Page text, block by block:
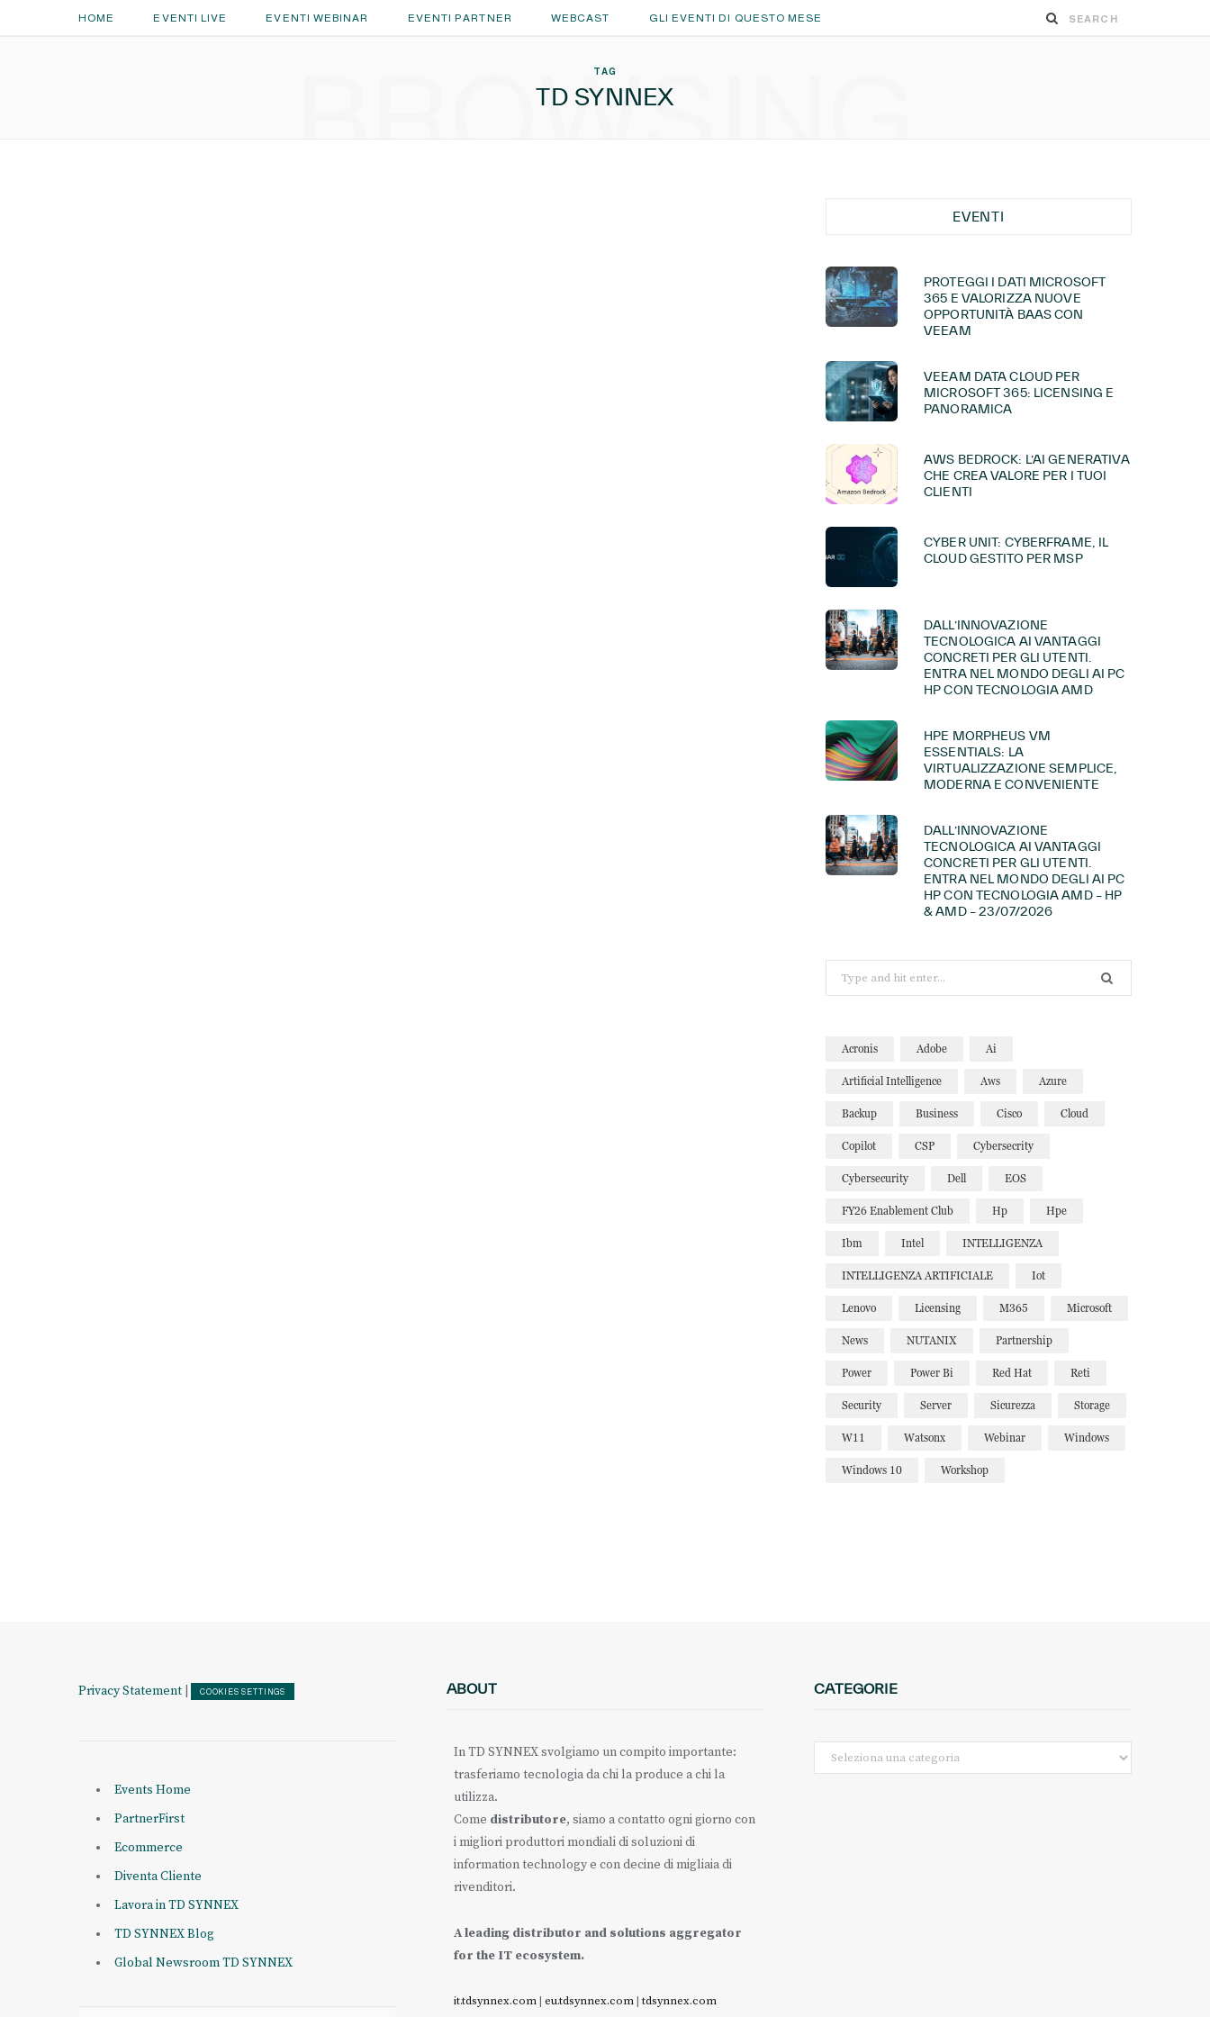
HOME EVENTI LIVE EVENTI WEBINAR EVENTI PARTNER WEBCAST GLI EVENTI DI QUESTO MESE
TAG
TD SYNNEX
BROWSING
EVENTI
PROTEGGI I DATI MICROSOFT
365 E VALORIZZA NUOVE
OPPORTUNITÀ BAAS CON
VEEAM
VEEAM DATA CLOUD PER
MICROSOFT 365: LICENSING E
PANORAMICA
AWS BEDROCK: L’AI GENERATIVA
CHE CREA VALORE PER I TUOI
CLIENTI
CYBER UNIT: CYBERFRAME, IL
CLOUD GESTITO PER MSP
DALL’INNOVAZIONE
TECNOLOGICA AI VANTAGGI
CONCRETI PER GLI UTENTI.
ENTRA NEL MONDO DEGLI AI PC
HP CON TECNOLOGIA AMD
HPE MORPHEUS VM
ESSENTIALS: LA
VIRTUALIZZAZIONE SEMPLICE,
MODERNA E CONVENIENTE
DALL’INNOVAZIONE
TECNOLOGICA AI VANTAGGI
CONCRETI PER GLI UTENTI.
ENTRA NEL MONDO DEGLI AI PC
HP CON TECNOLOGIA AMD – HP
& AMD – 23/07/2026
for:
Acronis Adobe Ai
Artificial Intelligence Aws Azure
Backup Business Cisco Cloud
Copilot CSP Cybersecrity
Cybersecurity Dell EOS
FY26 Enablement Club Hp Hpe
Ibm Intel INTELLIGENZA
INTELLIGENZA ARTIFICIALE Iot
Lenovo Licensing M365 Microsoft
News NUTANIX Partnership
Power Power Bi Red Hat Reti
Security Server Sicurezza Storage
W11 Watsonx Webinar Windows
Windows 10 Workshop
Privacy Statement COOKIES SETTINGS
Events Home
PartnerFirst
Ecommerce
Diventa Cliente
Lavora in TD SYNNEX
TD SYNNEX Blog
Global Newsroom TD SYNNEX
ABOUT
In TD SYNNEX svolgiamo un compito importante:
trasferiamo tecnologia da chi la produce a chi la
utilizza.
Come distributore, siamo a contatto ogni giorno con
i migliori produttori mondiali di soluzioni di
information technology e con decine di migliaia di
rivenditori.
A leading distributor and solutions aggregator
for the IT ecosystem.
it.tdsynnex.com| eu.tdsynnex.com|tdsynnex.com
CATEGORIE
Categorie